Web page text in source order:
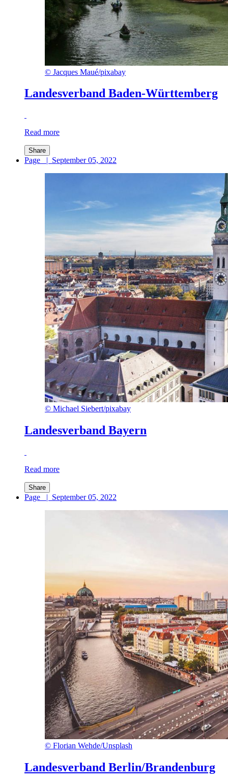
© Jacques Maué/pixabay
Landesverband Baden-Württemberg
Read more
Share
Page | September 05, 2022
© Michael Siebert/pixabay
Landesverband Bayern
Read more
Share
Page | September 05, 2022
© Florian Wehde/Unsplash
Landesverband Berlin/Brandenburg